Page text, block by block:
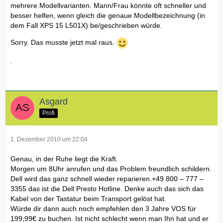
mehrere Modellvarianten. Mann/Frau könnte oft schneller und
besser helfen, wenn gleich die genaue Modellbezeichnung (in
dem Fall XPS 15 L501X) be/geschrieben würde.
Sorry. Das musste jetzt mal raus.
Asgard
Profi
1. Dezember 2010 um 22:04
Genau, in der Ruhe liegt die Kraft.
Morgen um 8Uhr anrufen und das Problem freundlich schildern.
Dell wird das ganz schnell wieder reparieren.+49 800 – 777 –
3355 das ist die Dell Presto Hotline. Denke auch das sich das
Kabel von der Tastatur beim Transport gelöst hat.
Würde dir dann auch noch empfehlen den 3 Jahre VOS für
199,99€ zu buchen. Ist nicht schlecht wenn man Ihn hat und er